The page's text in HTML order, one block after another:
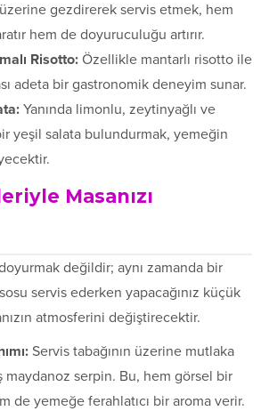
gezdirerek servis etmek, hem
hem de doyuruculuğu artırır.
Risotto: Özellikle mantarlı risotto ile
adeta bir gastronomik deneyim sunar.
Yanında limonlu, zeytinyağlı ve
yeşil salata bulundurmak, yemeğin
Masanızı
değildir; aynı zamanda bir
servis ederken yapacağınız küçük
atmosferini değiştirecektir.
Servis tabağının üzerine mutlaka
maydanoz serpin. Bu, hem görsel bir
de yemeğe ferahlatıcı bir aroma verir.